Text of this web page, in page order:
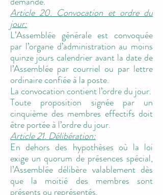
Article 20. Convocation et ordre du
jour:
L’Assemblée générale est convoquée
par l’organe d’administration au moins
quinze jours calendrier avant la date de
l’Assemblée par courriel ou par lettre
ordinaire confiée à la poste.
La convocation contient l’ordre du jour.
Toute proposition signée par un
cinquième des membres effectifs doit
être portée à l’ordre du jour.
Article 21. Délibération:
En dehors des hypothèses où la loi
exige un quorum de présences spécial,
l’Assemblée délibère valablement dès
que la moitié des membres sont
présents ou représentés.